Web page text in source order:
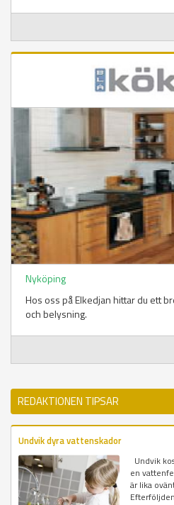
Nyköping
Hos oss på Elkedjan hittar du ett
och belysning.
REDAKTIONEN TIPSAR
Undvik dyra vattenskador
Undvik
en
är lika